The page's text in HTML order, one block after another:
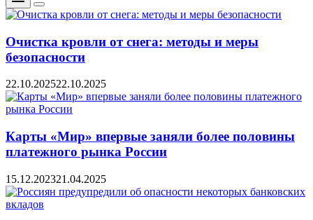
Цвет
переключателя
Очистка кровли от снега: методы и меры
безопасности
22.10.202522.10.2025
Карты «Мир» впервые заняли более половины
платежного рынка России
15.12.202321.04.2025